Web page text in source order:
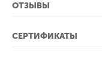
ОТЗЫВЫ
СЕРТИФИКАТЫ